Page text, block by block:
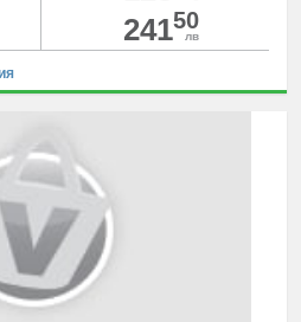
24150
лв